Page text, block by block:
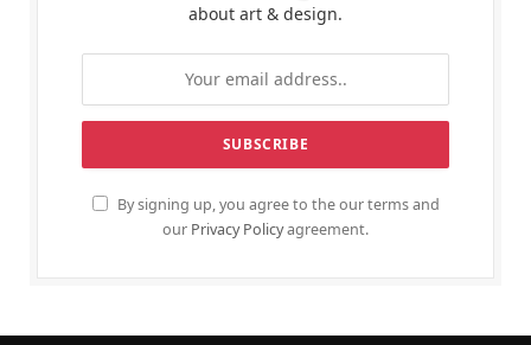
about art & design.
By signing up, you agree to the our terms and
our Privacy Policyagreement.